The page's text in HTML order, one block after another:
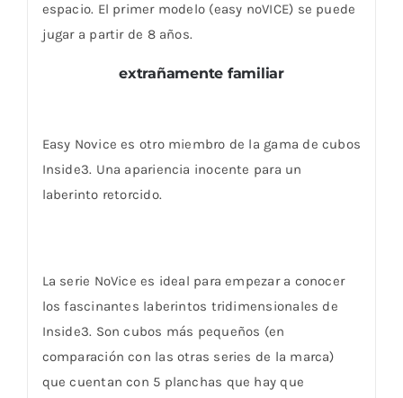
espacio. El primer modelo (easy noVICE) se puede
jugar a partir de 8 años.
extrañamente familiar
Easy Novice es otro miembro de la gama de cubos
Inside3. Una apariencia inocente para un
laberinto retorcido.
La serie NoVice es ideal para empezar a conocer
los fascinantes laberintos tridimensionales de
Inside3. Son cubos más pequeños (en
comparación con las otras series de la marca)
que cuentan con 5 planchas que hay que